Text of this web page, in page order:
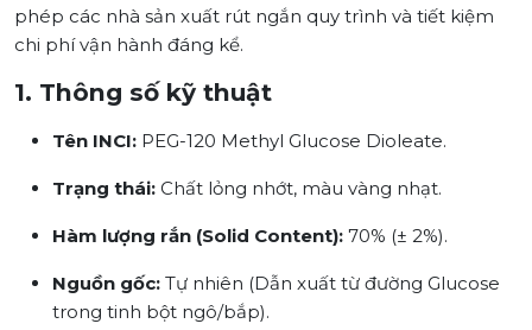
phép các nhà sản xuất rút ngắn quy trình và tiết kiệm
chi phí vận hành đáng kể.
1. Thông số kỹ thuật
Tên INCI: PEG-120 Methyl Glucose Dioleate.
Trạng thái: Chất lỏng nhớt, màu vàng nhạt.
Hàm lượng rắn (Solid Content): 70% (± 2%).
Nguồn gốc: Tự nhiên (Dẫn xuất từ đường Glucose
trong tinh bột ngô/bắp).